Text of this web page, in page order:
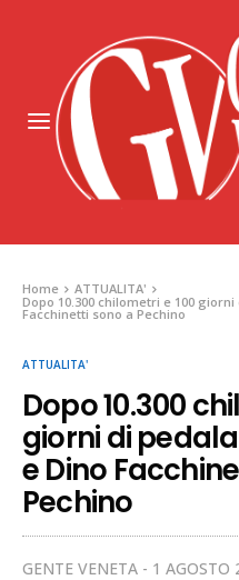
Home
ATTUALITA'
Dopo 10.300 chilometri e 100
Facchinetti sono a Pechino
ATTUALITA'
Dopo 10.300
giorni di
e Dino
Pechino
GENTE VENETA 1 AGOSTO